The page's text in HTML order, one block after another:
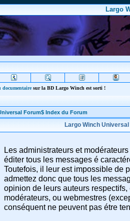
Largo
documentairesur la BD Largo Winch est sorti !
Forum$ Index du Forum
Largo Winch
Les administrateurs et
éditer tous les messages é
Toutefois, il leur est impossible de
admettez donc que tous les
opinion de leurs auteurs
modérateurs, ou webmestres
conséquent ne peuvent pas étre